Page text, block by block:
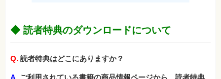
テ
ィ
◆ 読者特典のダウンロードについて
Q. 読者特典はどこにありますか？